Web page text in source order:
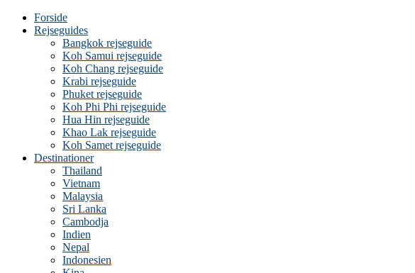
Forside
Rejseguides
Bangkok rejseguide
Koh Samui rejseguide
Koh Chang rejseguide
Krabi rejseguide
Phuket rejseguide
Koh Phi Phi rejseguide
Hua Hin rejseguide
Khao Lak rejseguide
Koh Samet rejseguide
Destinationer
Thailand
Vietnam
Malaysia
Sri Lanka
Cambodja
Indien
Nepal
Indonesien